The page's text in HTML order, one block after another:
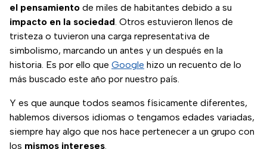
el pensamiento de miles de habitantes debido a su
impacto en la sociedad. Otros estuvieron llenos de
tristeza o tuvieron una carga representativa de
simbolismo, marcando un antes y un después en la
historia. Es por ello que Google hizo un recuento de lo
más buscado este año por nuestro país.
Y es que aunque todos seamos físicamente diferentes,
hablemos diversos idiomas o tengamos edades variadas,
siempre hay algo que nos hace pertenecer a un grupo con
los mismos intereses.